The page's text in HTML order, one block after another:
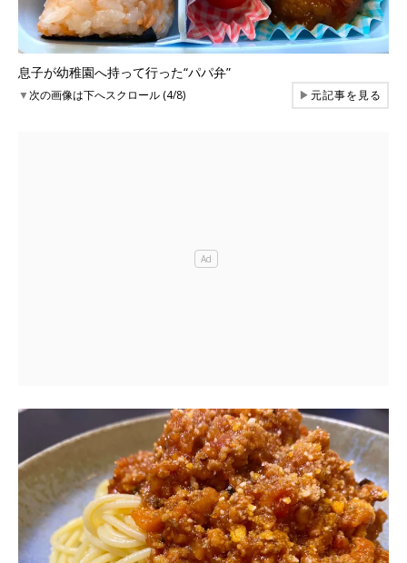
息子が幼稚園へ持って行った“パパ弁”
▼次の画像は下へスクロール (4/8) ▶元記事を見る